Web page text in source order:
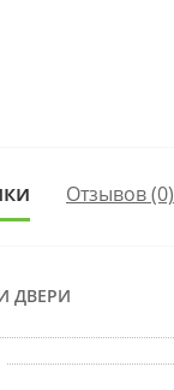
Отзывов (0)
ДВЕРИ